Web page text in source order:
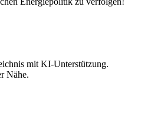
mit KI-Unterstützung.
Nähe.